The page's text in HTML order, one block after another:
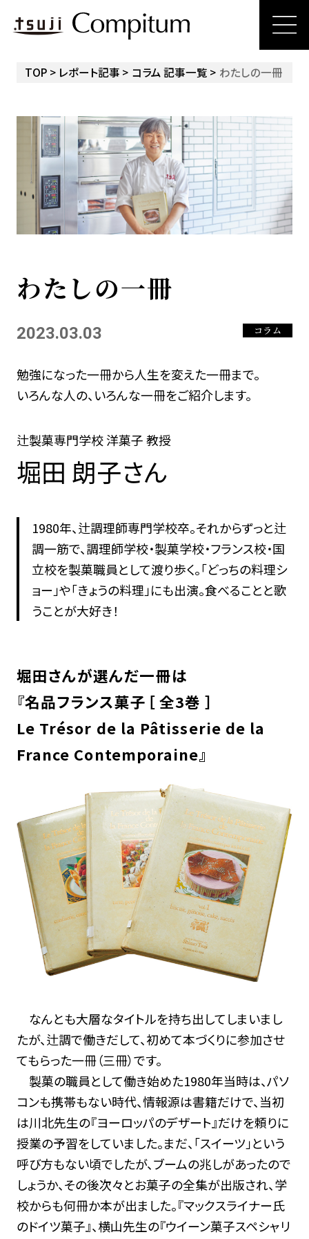
TOP レポート記事 コラム 記事一覧 わたしの一冊
わたしの一冊
2023.03.03 コラム
勉強になった一冊から人生を変えた一冊まで。
いろんな人の、いろんな一冊をご紹介します。
辻製菓専門学校 洋菓子 教授
堀田 朗子さん
1980年、辻調理師専門学校卒。それからずっと辻
調一筋で、調理師学校・製菓学校・フランス校・国
立校を製菓職員として渡り歩く。「どっちの料理シ
ョー」や「きょうの料理」にも出演。食べることと歌
うことが大好き！
堀田さんが選んだ一冊は
『名品フランス菓子［ 全3巻 ］
Le Trésor de la Pâtisserie de la
France Contemporaine』
なんとも大層なタイトルを持ち出してしまいまし
たが、辻調で働きだして、初めて本づくりに参加させ
てもらった一冊（三冊）です。
製菓の職員として働き始めた1980年当時は、パソ
コンも携帯もない時代、情報源は書籍だけで、当初
は川北先生の『ヨーロッパのデザート』だけを頼りに
授業の予習をしていました。まだ、「スイーツ」という
呼び方もない頃でしたが、ブームの兆しがあったので
しょうか、その後次々とお菓子の全集が出版され、学
校からも何冊か本が出ました。『マックスライナー氏
のドイツ菓子』、横山先生の『ウイーン菓子スペシャリ